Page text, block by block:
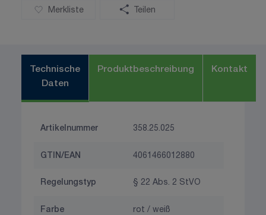
Merkliste Teilen
Technische
Daten
Produktbeschreibung Kontakt
Artikelnummer 358.25.025
GTIN/EAN 4061466012880
Regelungstyp § 22 Abs. 2 StVO
Farbe rot / weiß